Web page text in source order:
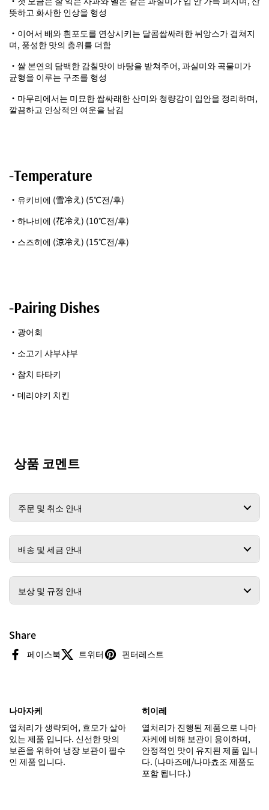
뜻하고 화사한 인상을 형성
・이어서 배와 흰포도를 연상시키는 달콤쌉싸래한 뉘앙스가 겹쳐지
며, 풍성한 맛의 층위를 더함
・쌀 본연의 담백한 감칠맛이 바탕을 받쳐주어, 과실미와 곡물미가
균형을 이루는 구조를 형성
・마무리에서는 미묘한 쌉싸래한 산미와 청량감이 입안을 정리하며,
깔끔하고 인상적인 여운을 남김
-Temperature
・유키비에 (雪冷え) (5℃전/후)
・하나비에 (花冷え) (10℃전/후)
・스즈히에 (涼冷え) (15℃전/후)
-Pairing Dishes
・광어회
・소고기 샤부샤부
・참치 타타키
・데리야키 치킨
상품 코멘트
주문 및 취소 안내
배송 및 세금 안내
보상 및 규정 안내
Share
페이스북 트위터 핀터레스트
나마자케
열처리가 생략되어, 효모가 살아
있는 제품 입니다. 신선한 맛의
보존을 위하여 냉장 보관이 필수
인 제품 입니다.
히이레
열처리가 진행된 제품으로 나마
자케에 비해 보관이 용이하며,
안정적인 맛이 유지된 제품 입니
다. (나마즈메/나마쵸조 제품도
포함 됩니다.)